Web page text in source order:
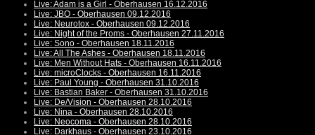
Live: Adam is a Girl - Oberhausen 16.12.2016
Live: JBO - Oberhausen 09.12.2016
Live: Neurotox - Oberhausen 09.12.2016
Live: Night of the Proms - Oberhausen 27.11.2016
Live: Sono - Oberhausen 18.11.2016
Live: All The Ashes - Oberhausen 18.11.2016
Live: Men Without Hats - Oberhausen 16.11.2016
Live: microClocks - Oberhausen 16.11.2016
Live: Paul Young - Oberhausen 31.10.2016
Live: Bastian Baker - Oberhausen 31.10.2016
Live: De/Vision - Oberhausen 28.10.2016
Live: Nina - Oberhausen 28.10.2016
Live: Neocoma - Oberhausen 28.10.2016
Live: Darkhaus - Oberhausen 23.10.2016